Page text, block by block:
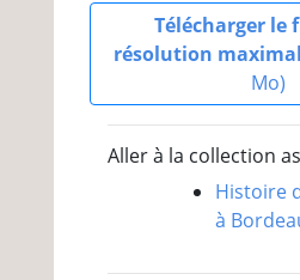
Télécharger le
résolution
Mo)
Aller à la collection
Histoire
à